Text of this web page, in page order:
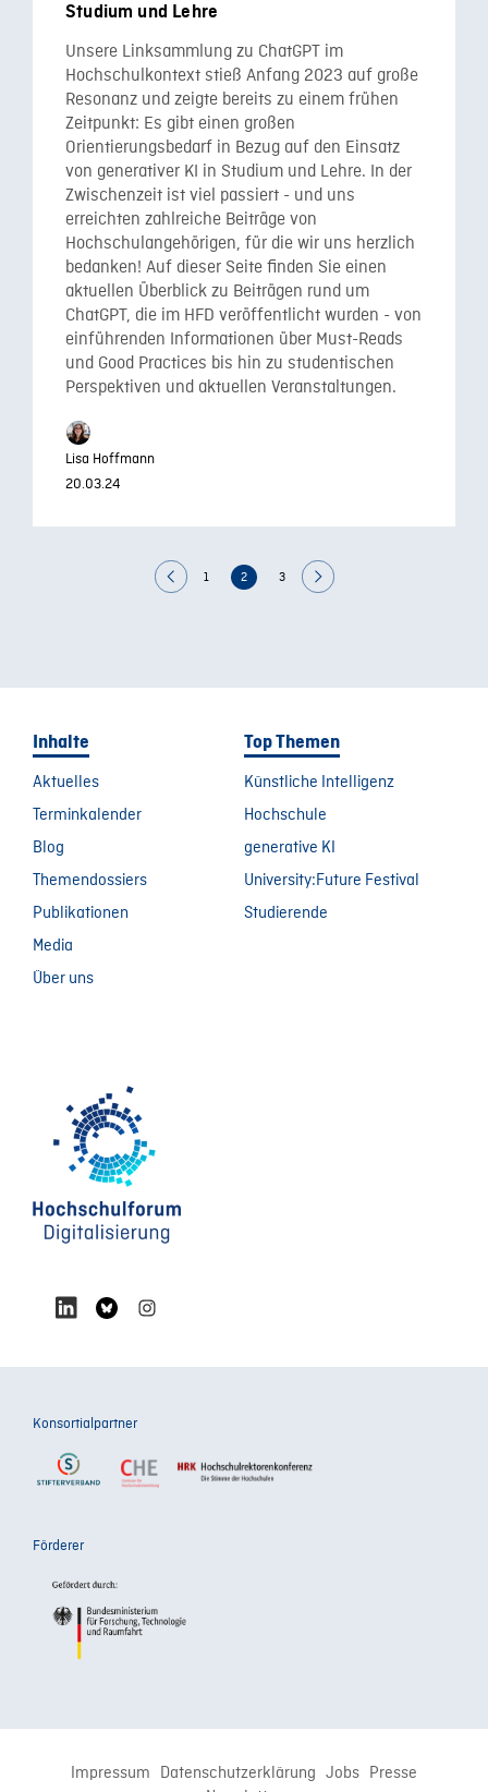
Studium und Lehre
Unsere Linksammlung zu ChatGPT im
Hochschulkontext stieß Anfang 2023 auf große
Resonanz und zeigte bereits zu einem frühen
Zeitpunkt: Es gibt einen großen
Orientierungsbedarf in Bezug auf den Einsatz
von generativer KI in Studium und Lehre. In der
Zwischenzeit ist viel passiert - und uns
erreichten zahlreiche Beiträge von
Hochschulangehörigen, für die wir uns herzlich
bedanken! Auf dieser Seite finden Sie einen
aktuellen Überblick zu Beiträgen rund um
ChatGPT, die im HFD veröffentlicht wurden - von
einführenden Informationen über Must-Reads
und Good Practices bis hin zu studentischen
Perspektiven und aktuellen Veranstaltungen.
Lisa Hoffmann
20.03.24
1 2 3
Inhalte
Aktuelles
Terminkalender
Blog
Themendossiers
Publikationen
Media
Über uns
Top Themen
Künstliche Intelligenz
Hochschule
generative KI
University:Future Festival
Studierende
Konsortialpartner
Förderer
Impressum Datenschutzerklärung Jobs Presse